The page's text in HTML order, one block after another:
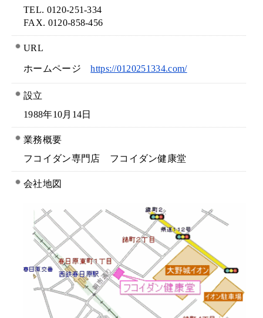
TEL. 0120-251-334
FAX. 0120-858-456
URL
ホームページhttps://0120251334.com/
設立
1988年10月14日
業務概要
フコイダン専門店 フコイダン健康堂
会社地図